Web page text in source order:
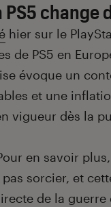
change
hier sur le
de PS5 en
évoque un
et une
vigueur dès la
en savoir
pas sorcier, et
de la